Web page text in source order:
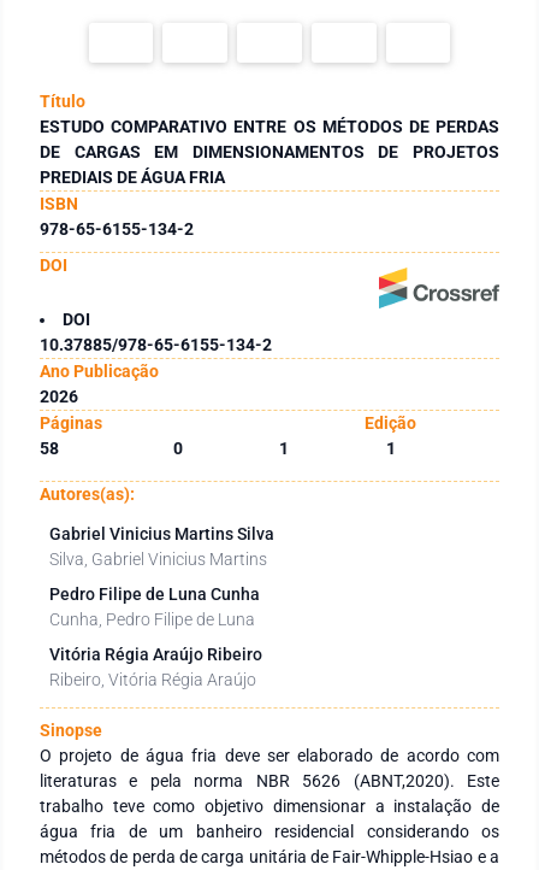
Título
ESTUDO COMPARATIVO ENTRE OS MÉTODOS DE PERDAS
DE CARGAS EM DIMENSIONAMENTOS DE PROJETOS
PREDIAIS DE ÁGUA FRIA
ISBN
978-65-6155-134-2
DOI
DOI
10.37885/978-65-6155-134-2
Ano Publicação
2026
Páginas
Edição
58
0 1 1
Autores(as):
Gabriel Vinicius Martins Silva
Silva, Gabriel Vinicius Martins
Pedro Filipe de Luna Cunha
Cunha, Pedro Filipe de Luna
Vitória Régia Araújo Ribeiro
Ribeiro, Vitória Régia Araújo
Sinopse
O projeto de água fria deve ser elaborado de acordo com
literaturas e pela norma NBR 5626 (ABNT,2020). Este
trabalho teve como objetivo dimensionar a instalação de
água fria de um banheiro residencial considerando os
métodos de perda de carga unitária de Fair-Whipple-Hsiao e a